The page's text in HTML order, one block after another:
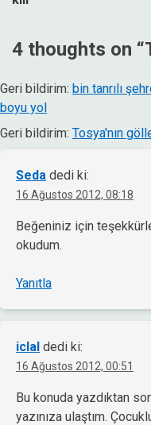
4 thoughts on “
Geri bildirim: bin tanrılı
boyu yol
Geri bildirim: Tosya'nın
Seda dedi ki:
16 Ağustos 2012, 08:18
Beğeniniz için
okudum.
Yanıtla
iclal dedi ki:
16 Ağustos 2012, 00:51
Bu konuda yazdıktan
yazınıza ulaştım.